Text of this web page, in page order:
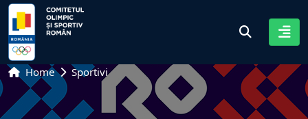
Home Sportivi